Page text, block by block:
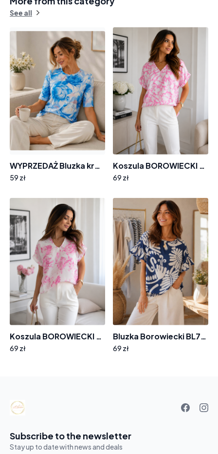
See all
WYPRZEDAŻ Bluzka krótki rękaw KS316 EMG błękitne kwiaty
59 zł
Koszula BOROWIECKI BR28 dekolt w serek malinowa w śmietankowe kwiaty
69 zł
Koszula BOROWIECKI dekolt w serek śmietankowa w kwiaty rozm. 36
69 zł
Bluzka Borowiecki BL77 okrągły dekolt, ściągacz w pasie rękaw falbanka, granatowa w białe kwiaty rozmiar 40
69 zł
Subscribe to the newsletter
Stay up to date with news and deals